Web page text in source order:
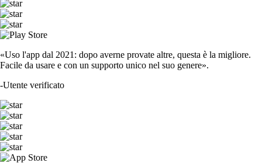
«Uso l'app dal 2021: dopo averne provate altre, questa è la migliore.
Facile da usare e con un supporto unico nel suo genere».
-Utente verificato